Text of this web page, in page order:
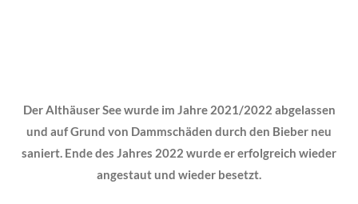
Der Althäuser See wurde im Jahre 2021/2022 abgelassen
und auf Grund von Dammschäden durch den Bieber neu
saniert. Ende des Jahres 2022 wurde er erfolgreich wieder
angestaut und wieder besetzt.